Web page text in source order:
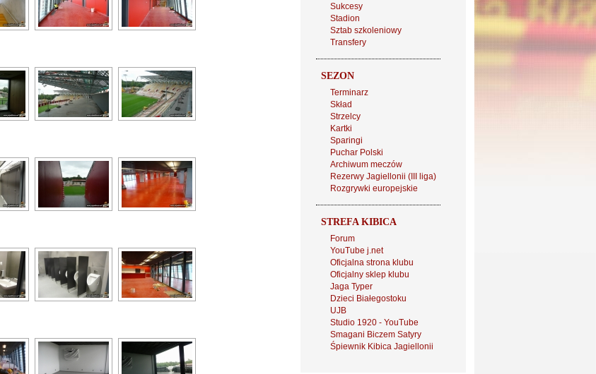
Sukcesy
Stadion
Sztab szkoleniowy
Transfery
SEZON
Terminarz
Skład
Strzelcy
Kartki
Sparingi
Puchar Polski
Archiwum meczów
Rezerwy Jagiellonii (III liga)
Rozgrywki europejskie
STREFA KIBICA
Forum
YouTube j.net
Oficjalna strona klubu
Oficjalny sklep klubu
Jaga Typer
Dzieci Białegostoku
UJB
Studio 1920 - YouTube
Smagani Biczem Satyry
Śpiewnik Kibica Jagiellonii